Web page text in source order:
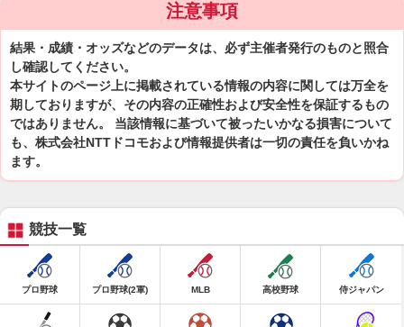
注意事項
結果・成績・オッズなどのデータは、必ず主催者発行のものと照合
し確認してください。
本サイトのページ上に掲載されている情報の内容に関しては万全を
期しておりますが、その内容の正確性および安全性を保証するもの
ではありません。 当該情報に基づいて被ったいかなる損害について
も、株式会社NTTドコモおよび情報提供者は一切の責任を負いかね
ます。
競技一覧
プロ野球 プロ野球(2軍) MLB 高校野球 侍ジャパン